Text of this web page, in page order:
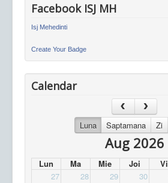
Facebook ISJ MH
Isj Mehedinti
Create Your Badge
Calendar
Luna Saptamana Zi
Aug 2026
Lun Ma Mie Joi Vi
27
28 29 30